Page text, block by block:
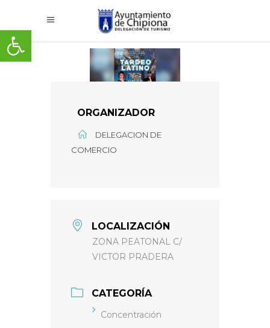
Abrir barra de herramientas
ORGANIZADOR
DELEGACION DE
COMERCIO
LOCALIZACIÓN
ZONA PEATONAL C/
VICTOR PRADERA
CATEGORÍA
Concentración